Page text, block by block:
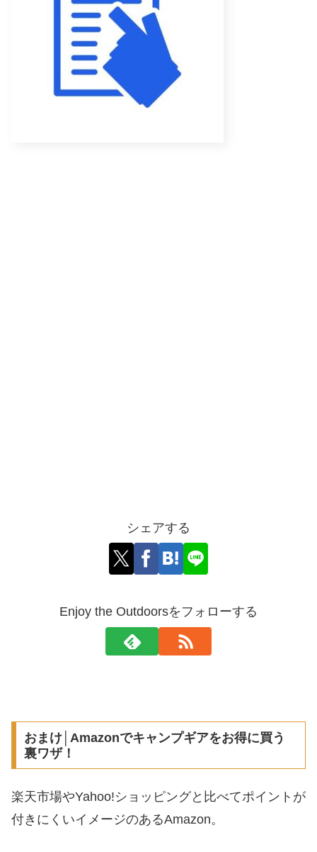
シェアする
Enjoy the Outdoorsをフォローする
おまけ│Amazonでキャンプギアをお得に買う
裏ワザ！
楽天市場やYahoo!ショッピングと比べてポイントが
付きにくいイメージのあるAmazon。